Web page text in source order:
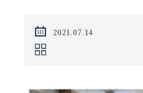
2021.07.14